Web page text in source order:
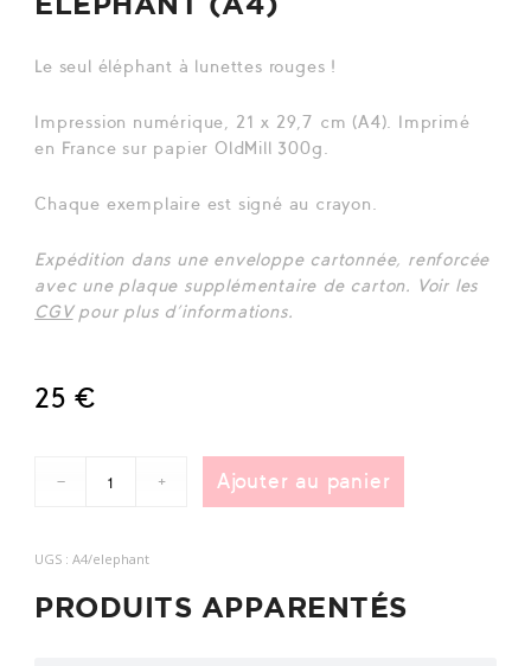
Le seul éléphant à lunettes rouges !
Impression numérique, 21 x 29,7 cm (A4). Imprimé
en France sur papier OldMill 300g.
Chaque exemplaire est signé au crayon.
Expédition dans une enveloppe cartonnée, renforcée
avec une plaque supplémentaire de carton. Voir les
CGVpour plus d’informations.
25 €
Ajouter au panier
UGS :A4/elephant
PRODUITS APPARENTÉS